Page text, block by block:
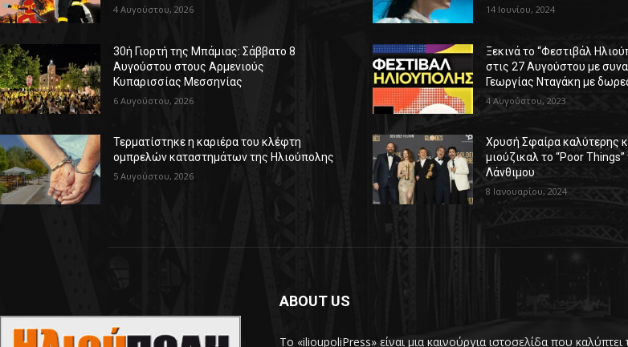
4 Αυγούστου, 2026
30ή Γιορτή της Μπάμιας: Σάββατο 8
Αυγούστου στους Αρμενιούς
Κυπαρισσίας Μεσσηνίας
6 Αυγούστου, 2026
Τερματίστηκε η καριέρα του κλέφτη
ομπρελών καταστημάτων της Ηλιούπολης
5 Αυγούστου, 2026
14 Ιουνίου, 2024
Ξεκινά το “Φεστιβάλ
στις 27 Αυγούστου με
Γεωργίας Νταγάκη με
4 Αυγούστου, 2023
Χρυσή Σφαίρα καλύτερης
μιούζικαλ το “Poor
Λάνθιμου
8 Ιανουαρίου, 2024
ABOUT US
Το «ilioupoliPress» είναι μια καινούργια ιστοσελίδα που